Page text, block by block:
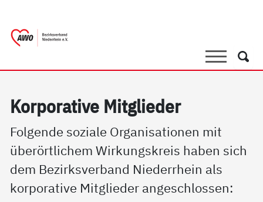
SucheSuche
Kor­po­ra­ti­ve Mit­g­lie­der
Folgende soziale Organisationen mit
überörtlichem Wirkungskreis haben sich
dem Bezirksverband Niederrhein als
korporative Mitglieder angeschlossen: